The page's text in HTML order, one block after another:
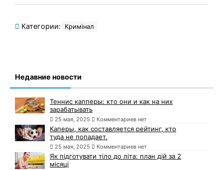
Категории: Кримінал
Недавние новости
Теннис капперы: кто они и как на них
зарабатывать
25 мая, 2025 Комментариев нет
Каперы, как составляется рейтинг, кто
туда не попадает.
25 мая, 2025 Комментариев нет
Як підготувати тіло до літа: план дій за 2
місяці